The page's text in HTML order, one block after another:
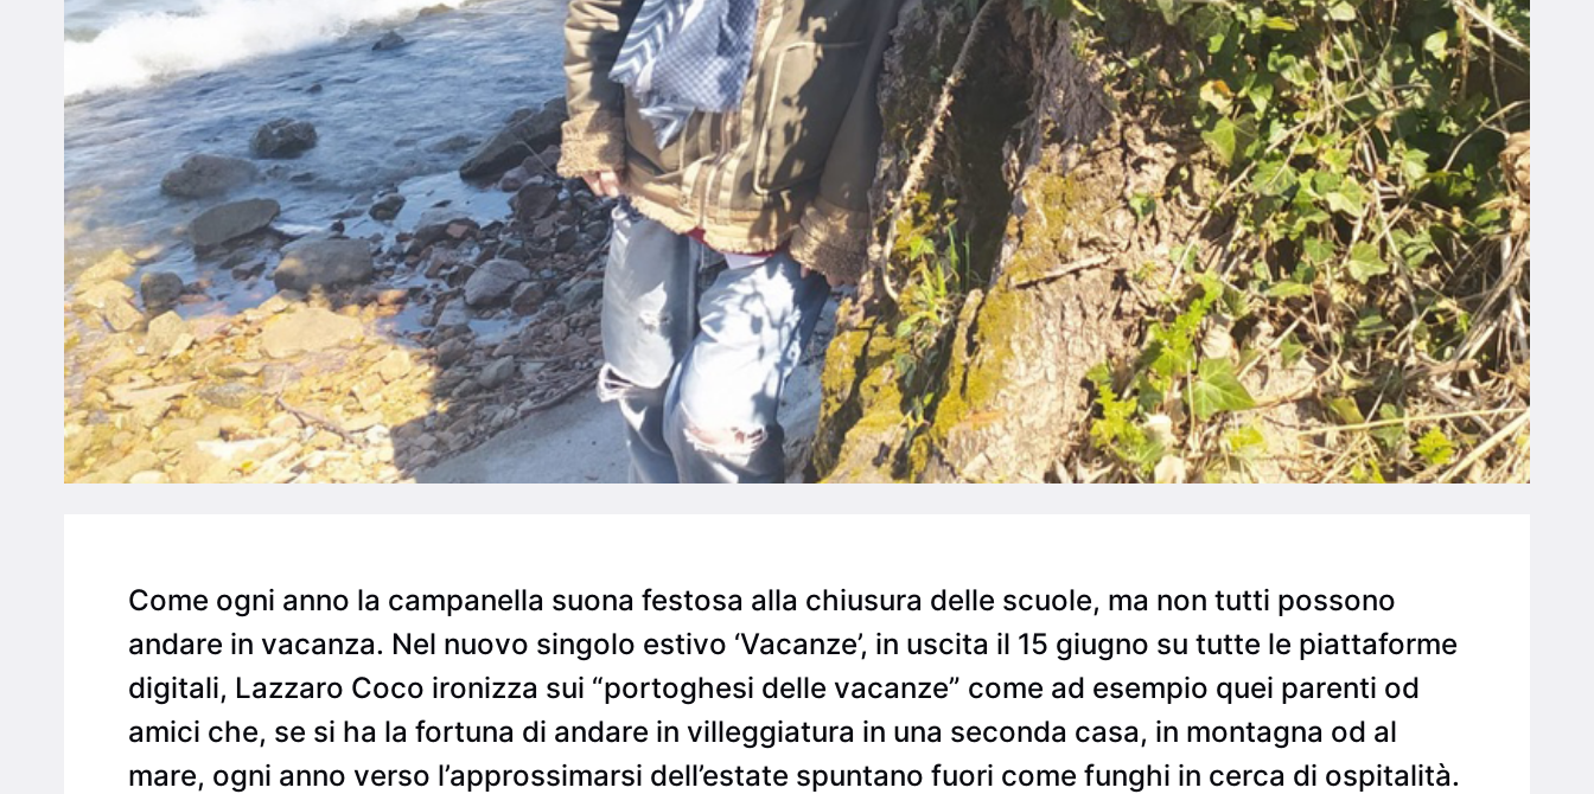
Come ogni anno la campanella suona festosa alla chiusura delle scuole, ma non tutti possono
andare in vacanza. Nel nuovo singolo estivo ‘Vacanze’, in uscita il 15 giugno su tutte le piattaforme
digitali, Lazzaro Coco ironizza sui “portoghesi delle vacanze” come ad esempio quei parenti od
amici che, se si ha la fortuna di andare in villeggiatura in una seconda casa, in montagna od al
mare, ogni anno verso l’approssimarsi dell’estate spuntano fuori come funghi in cerca di ospitalità.